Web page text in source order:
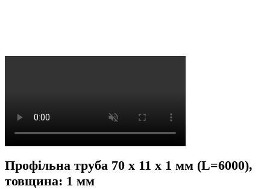
Профільна труба 70 x 11 x 1 мм (L=6000),
товщина: 1 мм